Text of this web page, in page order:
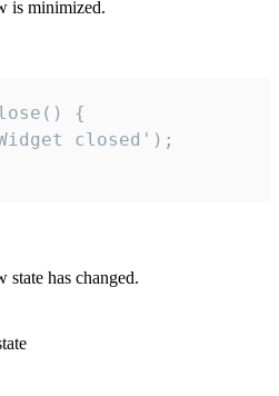
is minimized.
{
closed');
has changed.